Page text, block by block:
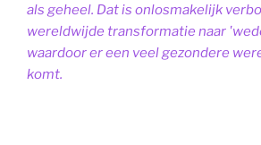
als geheel. Dat is onlosmakelijk
wereldwijde transformatie naar
waardoor er een veel gezondere
komt.